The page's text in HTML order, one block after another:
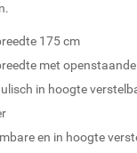
175 cm
met
in hoogte
en in hoogte